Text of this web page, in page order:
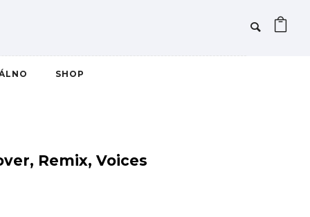
SHOP
Remix, Voices